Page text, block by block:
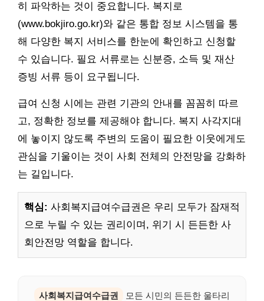
히 파악하는 것이 중요합니다. 복지로
(www.bokjiro.go.kr)와 같은 통합 정보 시스템을 통
해 다양한 복지 서비스를 한눈에 확인하고 신청할
수 있습니다. 필요 서류로는 신분증, 소득 및 재산
증빙 서류 등이 요구됩니다.
급여 신청 시에는 관련 기관의 안내를 꼼꼼히 따르
고, 정확한 정보를 제공해야 합니다. 복지 사각지대
에 놓이지 않도록 주변의 도움이 필요한 이웃에게도
관심을 기울이는 것이 사회 전체의 안전망을 강화하
는 길입니다.
핵심: 사회복지급여수급권은 우리 모두가 잠재적
으로 누릴 수 있는 권리이며, 위기 시 든든한 사
회안전망 역할을 합니다.
사회복지급여수급권 모든 시민의 든든한 울타리